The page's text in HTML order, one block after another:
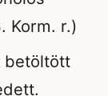
Korm. r.)
betöltött